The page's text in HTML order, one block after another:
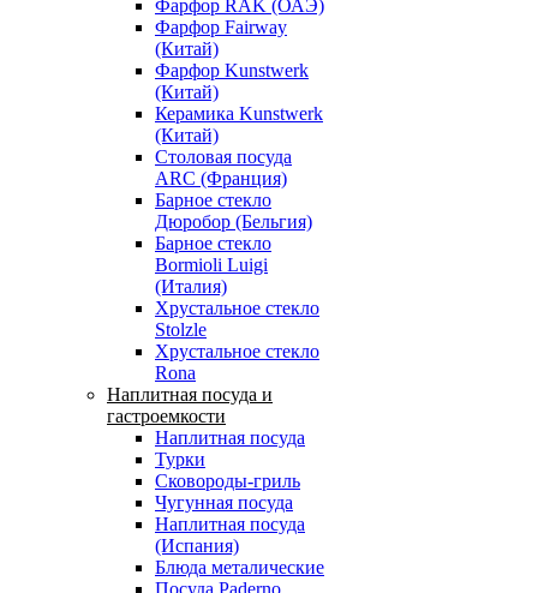
Фарфор RAK (ОАЭ)
Фарфор Fairway
(Китай)
Фарфор Kunstwerk
(Китай)
Керамика Kunstwerk
(Китай)
Столовая посуда
ARC (Франция)
Барное стекло
Дюробор (Бельгия)
Барное стекло
Bormioli Luigi
(Италия)
Хрустальное стекло
Stolzle
Хрустальное стекло
Rona
Наплитная посуда и
гастроемкости
Наплитная посуда
Турки
Сковороды-гриль
Чугунная посуда
Наплитная посуда
(Испания)
Блюда металические